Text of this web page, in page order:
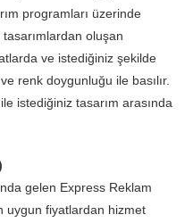
programları üzerinde
oluşan
ve istediğiniz şekilde
renk doygunluğu ile basılır.
istediğiniz tasarım arasında
gelen Express Reklam
uygun fiyatlardan hizmet